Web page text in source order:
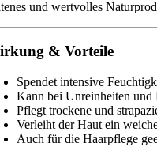
und wertvolles
& Vorteile
Spendet intensive
Kann bei Unreinheiten und
Pflegt trockene und
Verleiht der Haut ein
Auch für die Haarpflege